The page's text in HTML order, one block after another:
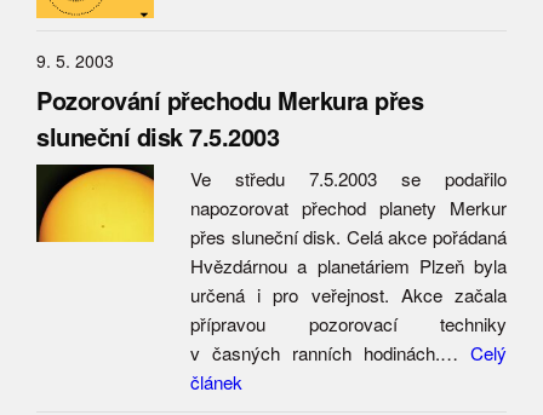
9. 5. 2003
Pozorování přechodu Merkura přes
sluneční disk 7.5.2003
Ve středu 7.5.2003 se podařilo
napozorovat přechod planety Merkur
přes sluneční disk. Celá akce pořádaná
Hvězdárnou a planetáriem Plzeň byla
určená i pro veřejnost. Akce začala
přípravou pozorovací techniky
v časných ranních hodinách.… Celý
článek